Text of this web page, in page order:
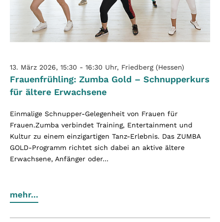
13. März 2026, 15:30 - 16:30 Uhr, Friedberg (Hessen)
Frauenfrühling: Zumba Gold – Schnupperkurs
für ältere Erwachsene
Einmalige Schnupper-Gelegenheit von Frauen für
Frauen.Zumba verbindet Training, Entertainment und
Kultur zu einem einzigartigen Tanz-Erlebnis. Das ZUMBA
GOLD-Programm richtet sich dabei an aktive ältere
Erwachsene, Anfänger oder...
mehr...